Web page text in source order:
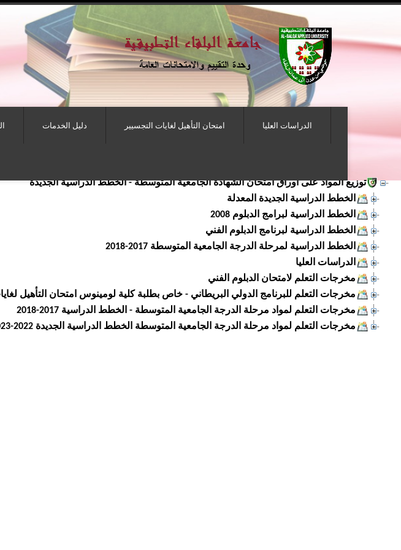
دليل الخدمات امتحان التأهيل لغايات التجسيير الدراسات العليا
توزيع المواد على أوراق امتحان الشهادة الجامعية المتوسطة - الخطط الدراسية الجديدة
الخطط الدراسية الجديدة المعدلة
الخطط الدراسية لبرامج الدبلوم 2008
الخطط الدراسية لبرنامج الدبلوم الفني
الخطط الدراسية لمرحلة الدرجة الجامعية المتوسطة 2017-2018
الدراسات العليا
مخرجات التعلم لامتحان الدبلوم الفني
مخرجات التعلم للبرنامج الدولي البريطاني - خاص بطلبة كلية لومينوس امتحان التأهيل
مخرجات التعلم لمواد مرحلة الدرجة الجامعية المتوسطة - الخطط الدراسية 2017-2018
مخرجات التعلم لمواد مرحلة الدرجة الجامعية المتوسطة الخطط الدراسية الجديدة 2022-2023